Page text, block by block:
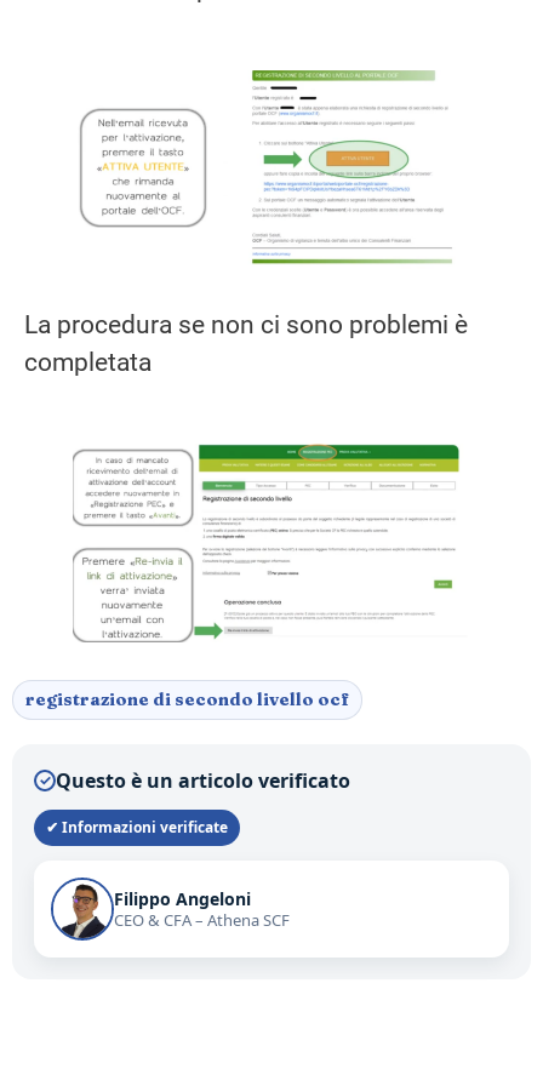
La procedura se non ci sono problemi è
completata
registrazione di secondo livello ocf
✓ Questo è un articolo verificato
✔ Informazioni verificate
Filippo Angeloni
CEO & CFA – Athena SCF